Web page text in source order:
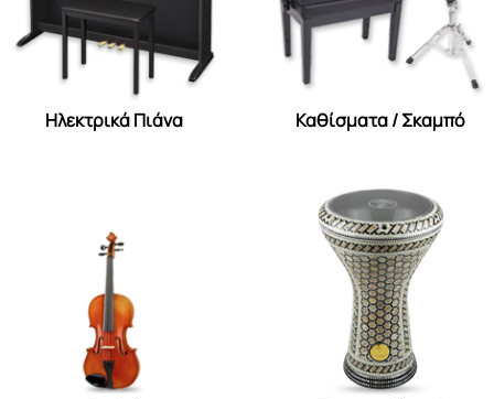
Ηλεκτρικά Πιάνα Καθίσματα / Σκαμπό